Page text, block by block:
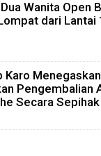
Wanita Open
dari Lantai
Karo
Pengembalian
Secara Sepihak